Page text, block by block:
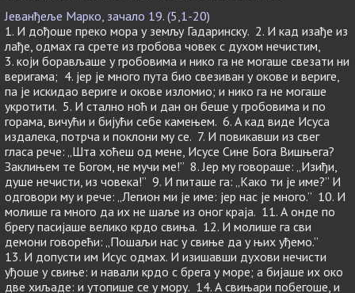
Јеванђеље Марко, зачало 19. (5,1-20)
1. И дођоше преко мора у земљу Гадаринску. 2. И кад изађе из
лађе, одмах га срете из гробова човек с духом нечистим,
3. који борављаше у гробовима и нико га не могаше свезати ни
веригама; 4. јер је много пута био свезиван у окове и вериге,
па је искидао вериге и окове изломио; и нико га не могаше
укротити. 5. И стално ноћ и дан он беше у гробовима и по
горама, вичући и бијући себе камењем. 6. А кад виде Исуса
издалека, потрча и поклони му се. 7. И повикавши из свег
гласа рече: „Шта хоћеш од мене, Исусе Сине Бога Вишњега?
Заклињем те Богом, не мучи ме!” 8. Јер му говораше: „Изиђи,
душе нечисти, из човека!” 9. И питаше га: „Како ти је име?” И
одговори му и рече: „Легион ми је име: јер нас је много.” 10. И
молише га много да их не шаље из оног краја. 11. А онде по
брегу пасијаше велико крдо свиња. 12. И молише га сви
демони говорећи: „Пошаљи нас у свиње да у њих уђемо.”
13. И допусти им Исус одмах. И изишавши духови нечисти
уђоше у свиње: и навали крдо с брега у море; а бијаше их око
две хиљаде: и утопише се у мору. 14. А свињари побегоше, и